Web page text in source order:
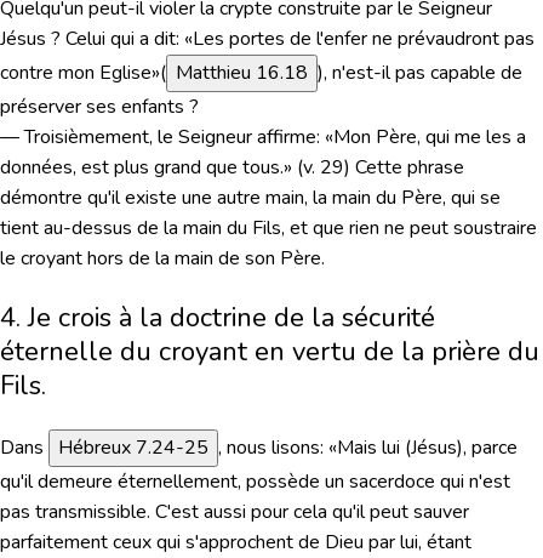
Quelqu'un peut-il violer la crypte construite par le Seigneur
Jésus ? Celui qui a dit: «Les portes de l'enfer ne prévaudront pas
contre mon Eglise»( Matthieu 16.18 ), n'est-il pas capable de
préserver ses enfants ?
— Troisièmement, le Seigneur affirme: «Mon Père, qui me les a
données, est plus grand que tous.» (v. 29) Cette phrase
démontre qu'il existe une autre main, la main du Père, qui se
tient au-dessus de la main du Fils, et que rien ne peut soustraire
le croyant hors de la main de son Père.
4. Je crois à la doctrine de la sécurité
éternelle du croyant en vertu de la prière du
Fils.
Dans Hébreux 7.24-25 , nous lisons: «Mais lui (Jésus), parce
qu'il demeure éternellement, possède un sacerdoce qui n'est
pas transmissible. C'est aussi pour cela qu'il peut sauver
parfaitement ceux qui s'approchent de Dieu par lui, étant